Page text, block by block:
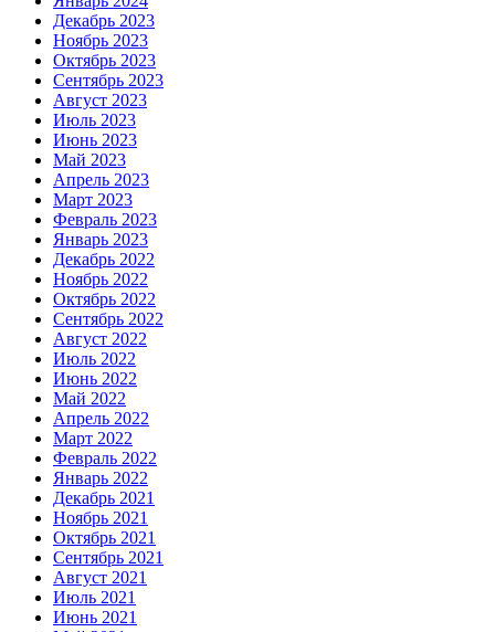
Декабрь 2023
Ноябрь 2023
Октябрь 2023
Сентябрь 2023
Август 2023
Июль 2023
Июнь 2023
Май 2023
Апрель 2023
Март 2023
Февраль 2023
Январь 2023
Декабрь 2022
Ноябрь 2022
Октябрь 2022
Сентябрь 2022
Август 2022
Июль 2022
Июнь 2022
Май 2022
Апрель 2022
Март 2022
Февраль 2022
Январь 2022
Декабрь 2021
Ноябрь 2021
Октябрь 2021
Сентябрь 2021
Август 2021
Июль 2021
Июнь 2021